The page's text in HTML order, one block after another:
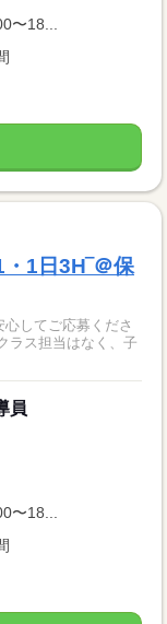
〜18...
1日3H‾＠保
してご応募くださ
員
〜18...